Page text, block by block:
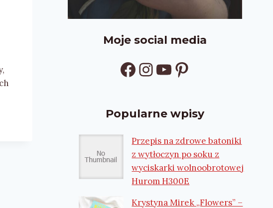
Moje social media
Facebook
Instagram
YouTube
Pinterest
Popularne wpisy
Przepis na zdrowe batoniki
z wytłoczyn po soku z
wyciskarki wolnoobrotowej
Hurom H300E
Krystyna Mirek „Flowers” –